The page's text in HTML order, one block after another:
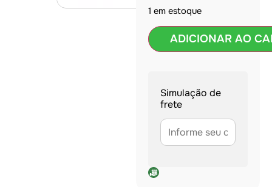
1 em estoque
ADICIONAR AO
Simulação de
frete